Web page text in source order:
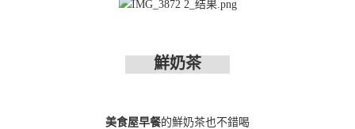
鮮奶茶
美食屋早餐的鮮奶茶也不錯喝